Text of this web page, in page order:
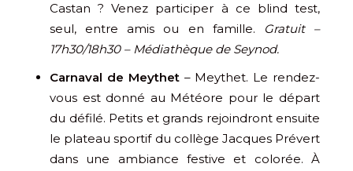
Castan ? Venez participer à ce blind test,
seul, entre amis ou en famille.
Gratuit –
17h30/18h30 – Médiathèque de Seynod.
Carnaval de Meythet– Meythet. Le rendez-
vous est donné au Météore pour le départ
du défilé. Petits et grands rejoindront ensuite
le plateau sportif du collège Jacques Prévert
dans une ambiance festive et colorée. À